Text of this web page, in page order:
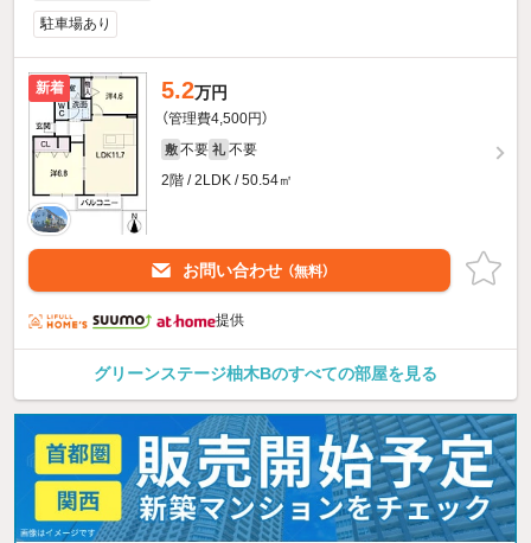
駐車場あり
新着 5.2万円
（管理費4,500円）
敷 不要 礼 不要
2階 / 2LDK / 50.54㎡
お問い合わせ （無料）
提供
グリーンステージ柚木Bのすべての部屋を見る